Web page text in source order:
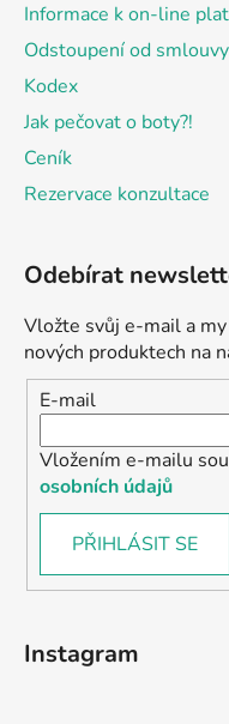
Informace k on-line
Odstoupení od
Kodex
Jak pečovat o boty?!
Ceník
Rezervace konzultace
Odebírat
Vložte svůj e-mail a
nových produktech na
E-mail
Vložením e-mailu
osobních údajů
PŘIHLÁSIT SE
Instagram